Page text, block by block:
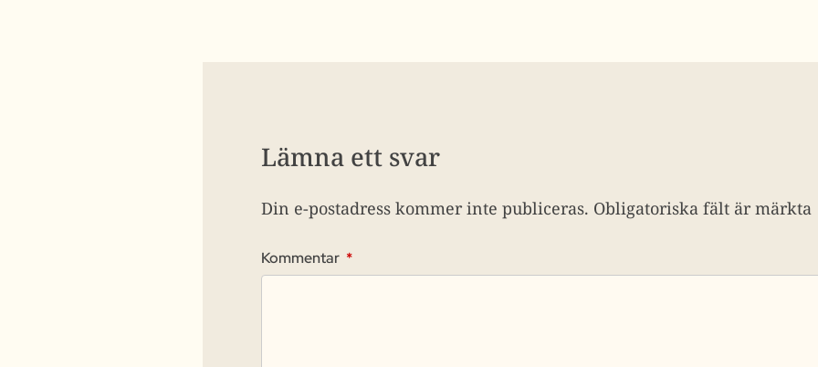
Lämna ett svar
Din e-postadress kommer inte publiceras. Obligatoriska fält är märkta
Kommentar *